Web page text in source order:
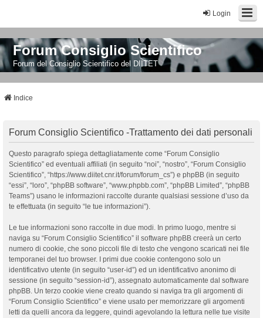
Login
Forum Consiglio Scientifico
Forum del Consiglio Scientifico del DIITET
Indice
Forum Consiglio Scientifico -Trattamento dei dati personali
Questo paragrafo spiega dettagliatamente come “Forum Consiglio
Scientifico” ed eventuali affiliati (in seguito “noi”, “nostro”, “Forum Consiglio
Scientifico”, “https://www.diitet.cnr.it/forum/forum_cs”) e phpBB (in seguito
“essi”, “loro”, “phpBB software”, “www.phpbb.com”, “phpBB Limited”, “phpBB
Teams”) usano le informazioni raccolte durante qualsiasi sessione d’uso da
te effettuata (in seguito “le tue informazioni”).
Le tue informazioni sono raccolte in due modi. In primo luogo, mentre si
naviga su “Forum Consiglio Scientifico” il software phpBB creerà un certo
numero di cookie, che sono piccoli file di testo che vengono scaricati nei file
temporanei del tuo browser. I primi due cookie contengono solo un
identificativo utente (in seguito “user-id”) ed un identificativo anonimo di
sessione (in seguito “session-id”), assegnato automaticamente dal software
phpBB. Un terzo cookie viene creato quando si naviga tra gli argomenti di
“Forum Consiglio Scientifico” e viene usato per memorizzare gli argomenti
letti da quelli ancora da leggere, quindi agevolando la lettura nelle tue visite